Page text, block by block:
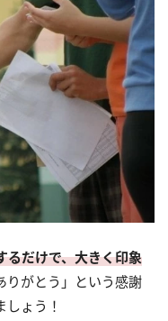
るだけで、大きく印象
りがとう」という感謝
ょう！